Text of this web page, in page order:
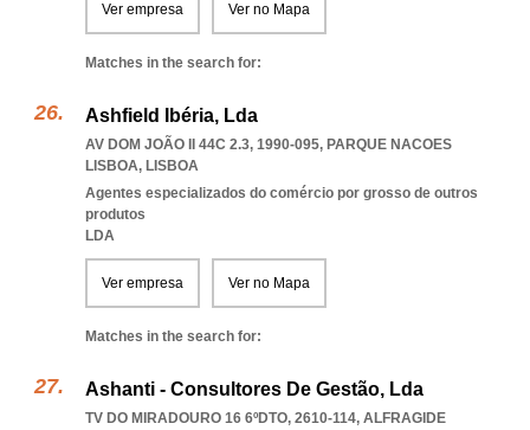
Ver empresa Ver no Mapa
Matches in the search for:
Ashfield Ibéria, Lda
AV DOM JOÃO II 44C 2.3, 1990-095, PARQUE NACOES
LISBOA, LISBOA
Agentes especializados do comércio por grosso de outros
produtos
LDA
Ver empresa Ver no Mapa
Matches in the search for:
Ashanti - Consultores De Gestão, Lda
TV DO MIRADOURO 16 6ºDTO, 2610-114, ALFRAGIDE